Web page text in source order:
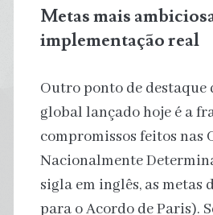
Metas mais
implementação real
Outro ponto de destaque
global lançado hoje é a
compromissos feitos nas
Nacionalmente
sigla em inglês, as metas
para o Acordo de Paris).